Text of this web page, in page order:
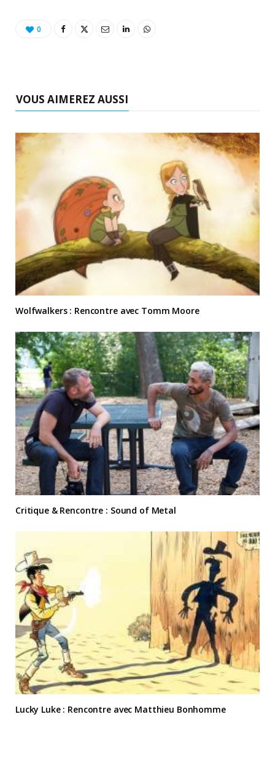
0
VOUS AIMEREZ AUSSI
Wolfwalkers : Rencontre avec Tomm Moore
Critique & Rencontre : Sound of Metal
Lucky Luke : Rencontre avec Matthieu Bonhomme